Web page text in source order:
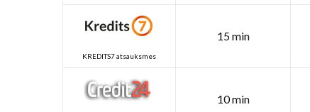
KREDITS7 atsauksmes
15 min
10 min